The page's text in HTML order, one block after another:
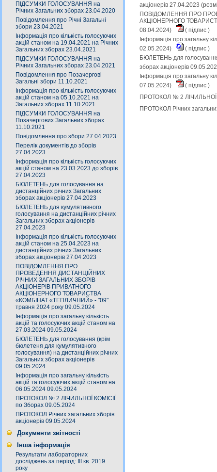
ПІДСУМКИ ГОЛОСУВАННЯ на
Річних Загальних зборах 23.04.2020
Повідомлення про Річні Загальні
збори 23.04.2021
Інформація про кількість голосуючих
акцій станом на 19.04.2021 на Річних
Загальних зборах 23.04.2021
ПІДСУМКИ ГОЛОСУВАННЯ на
Річних Загальних зборах 23.04.2021
Повідомлення про Позачергові
Загальні збори 11.10.2021
Інформація про кількість голосуючих
акцій станом на 05.10.2021 на
Загальних зборах 11.10.2021
ПІДСУМКИ ГОЛОСУВАННЯ на
Позачергових Загальних зборах
11.10.2021
Повідомлення про збори 27.04.2023
Перелік документів до зборів
27.04.2023
Інформація про кількість голосуючих
акцій станом на 23.03.2023 до зборів
27.04.2023
БЮЛЕТЕНЬ для голосування на
дистанційних річних Загальних
зборах акціонерів 27.04.2023
БЮЛЕТЕНЬ для кумулятивного
голосування на дистанційних річних
Загальних зборах акціонерів
27.04.2023
Інформація про кількість голосуючих
акцій станом на 25.04.2023 на
дистанційних річних Загальних
зборах акціонерів 27.04.2023
ПОВІДОМЛЕННЯ ПРО
ПРОВЕДЕННЯ ДИСТАНЦІЙНИХ
РІЧНИХ ЗАГАЛЬНИХ ЗБОРІВ
АКЦІОНЕРІВ ПРИВАТНОГО
АКЦІОНЕРНОГО ТОВАРИСТВА
«КОМБІНАТ «ТЕПЛИЧНИЙ» - "09"
травня 2024 року 09.05.2024
Інформація про загальну кількість
акцій та голосуючих акцій станом на
27.03.2024 09.05.2024
БЮЛЕТЕНЬ для голосування (крім
бюлетеня для кумулятивного
голосування) на дистанційних річних
Загальних зборах акціонерів
09.05.2024
Інформація про загальну кількість
акцій та голосуючих акцій станом на
06.05.2024 09.05.2024
ПРОТОКОЛ № 2 ЛІЧИЛЬНОЇ КОМІСІЇ
по Зборах 09.05.2024
ПРОТОКОЛ Річних загальних зборів
акціонерів 09.05.2024
Документи звітності
Інша інформація
Результати лабораторних
досліджень за період: III кв. 2019
року
акціонерів 27.04.2023
ПОВІДОМЛЕННЯ ПРО
АКЦІОНЕРНОГО
08.04.2024)
( підпис )
Інформація про загальну
02.05.2024)
( підпис )
БЮЛЕТЕНЬ для голосування
зборах акціонерів
Інформація про загальну
07.05.2024)
( підпис )
ПРОТОКОЛ № 2 ЛІЧИЛЬНОЇ
ПРОТОКОЛ Річних